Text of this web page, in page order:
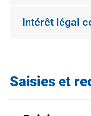
Intérêt légal
Saisies et